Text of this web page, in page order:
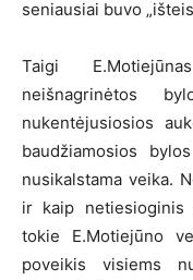
seniausiai buvo
Taigi
neišnagrinėtos
nukentėjusiosios
baudžiamosios
nusikalstama veika.
ir kaip netiesioginis
tokie E.Motiejūno
poveikis visiems